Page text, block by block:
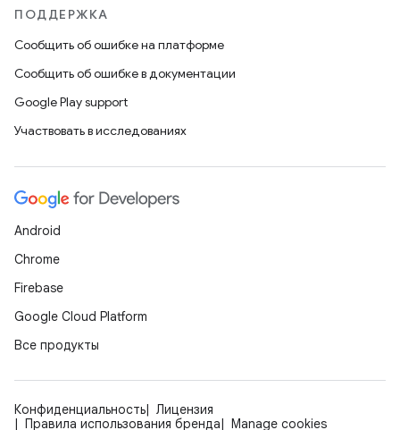
ПОДДЕРЖКА
Сообщить об ошибке на платформе
Сообщить об ошибке в документации
Google Play support
Участвовать в исследованиях
Android
Chrome
Firebase
Google Cloud Platform
Все продукты
Конфиденциальность
Лицензия
Правила использования бренда
Manage cookies